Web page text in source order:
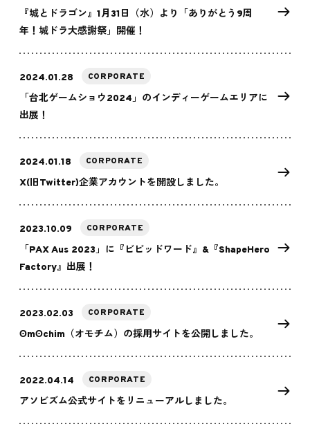
『城とドラゴン』1月31日（水）より「ありがとう9周
年！城ドラ大感謝祭」開催！
2024.01.28 CORPORATE
「台北ゲームショウ2024」のインディーゲームエリアに
出展！
2024.01.18 CORPORATE
X(旧Twitter)企業アカウントを開設しました。
2023.10.09 CORPORATE
「PAX Aus 2023」に『ビビッドワード』&『ShapeHero
Factory』出展！
2023.02.03 CORPORATE
ʘmʘchim（オモチム）の採用サイトを公開しました。
2022.04.14 CORPORATE
アソビズム公式サイトをリニューアルしました。